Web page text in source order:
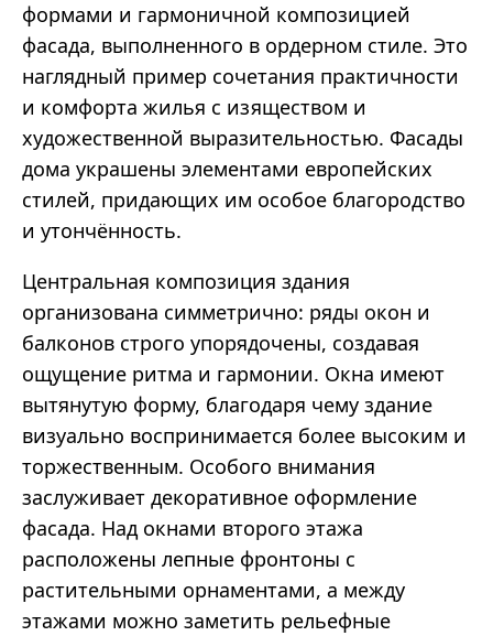
формами и гармоничной композицией
фасада, выполненного в ордерном стиле. Это
наглядный пример сочетания практичности
и комфорта жилья с изяществом и
художественной выразительностью. Фасады
дома украшены элементами европейских
стилей, придающих им особое благородство
и утончённость.
Центральная композиция здания
организована симметрично: ряды окон и
балконов строго упорядочены, создавая
ощущение ритма и гармонии. Окна имеют
вытянутую форму, благодаря чему здание
визуально воспринимается более высоким и
торжественным. Особого внимания
заслуживает декоративное оформление
фасада. Над окнами второго этажа
расположены лепные фронтоны с
растительными орнаментами, а между
этажами можно заметить рельефные